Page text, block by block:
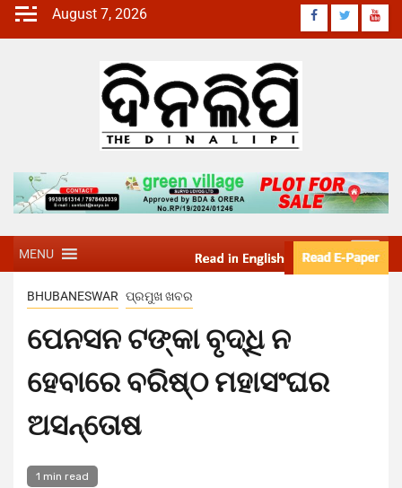
August 7, 2026
MENU
BHUBANESWAR ପ୍ରମୁଖ ଖବର
ପେନସନ ଟଙ୍କା ବୃଦ୍ଧି ନ
ହେବାରେ ବରିଷ୍ଠ ମହାସଂଘର
ଅସନ୍ତୋଷ
1 min read